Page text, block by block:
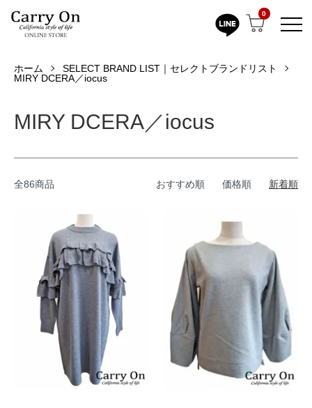
0
ホーム
SELECT BRAND LIST｜セレクトブランドリスト
MIRY DCERA／iocus
MIRY DCERA／iocus
全86商品 おすすめ順 価格順 新着順